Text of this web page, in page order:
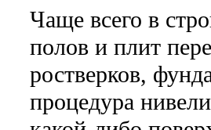
Чаще всего в
полов и плит
ростверков,
процедура